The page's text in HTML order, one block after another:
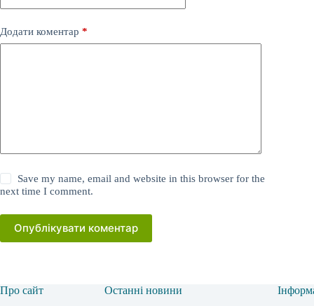
Додати коментар *
Save my name, email and website in this browser for the
next time I comment.
Опублікувати коментар
Про сайт Останні новини